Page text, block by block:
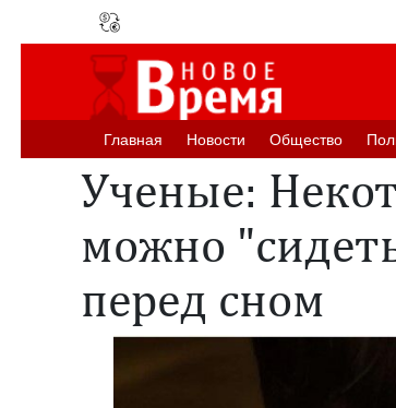
Главная Новости Oбщество
Ученые:
можно
перед сном